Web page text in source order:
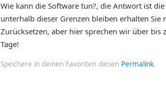
Wie kann die Software tun?, die Antwort ist
unterhalb dieser Grenzen bleiben erhalten
Zurücksetzen, aber hier sprechen wir über bis
Tage!
Speichere in deinen Favoriten diesen Permalink.